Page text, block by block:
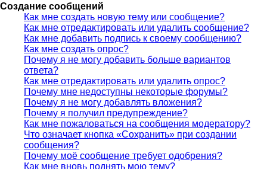
Создание сообщений
Как мне создать новую тему или сообщение?
Как мне отредактировать или удалить сообщение?
Как мне добавить подпись к своему сообщению?
Как мне создать опрос?
Почему я не могу добавить больше вариантов
ответа?
Как мне отредактировать или удалить опрос?
Почему мне недоступны некоторые форумы?
Почему я не могу добавлять вложения?
Почему я получил предупреждение?
Как мне пожаловаться на сообщения модератору?
Что означает кнопка «Сохранить» при создании
сообщения?
Почему моё сообщение требует одобрения?
Как мне вновь поднять мою тему?